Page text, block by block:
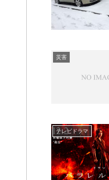
災害
テレビドラマ